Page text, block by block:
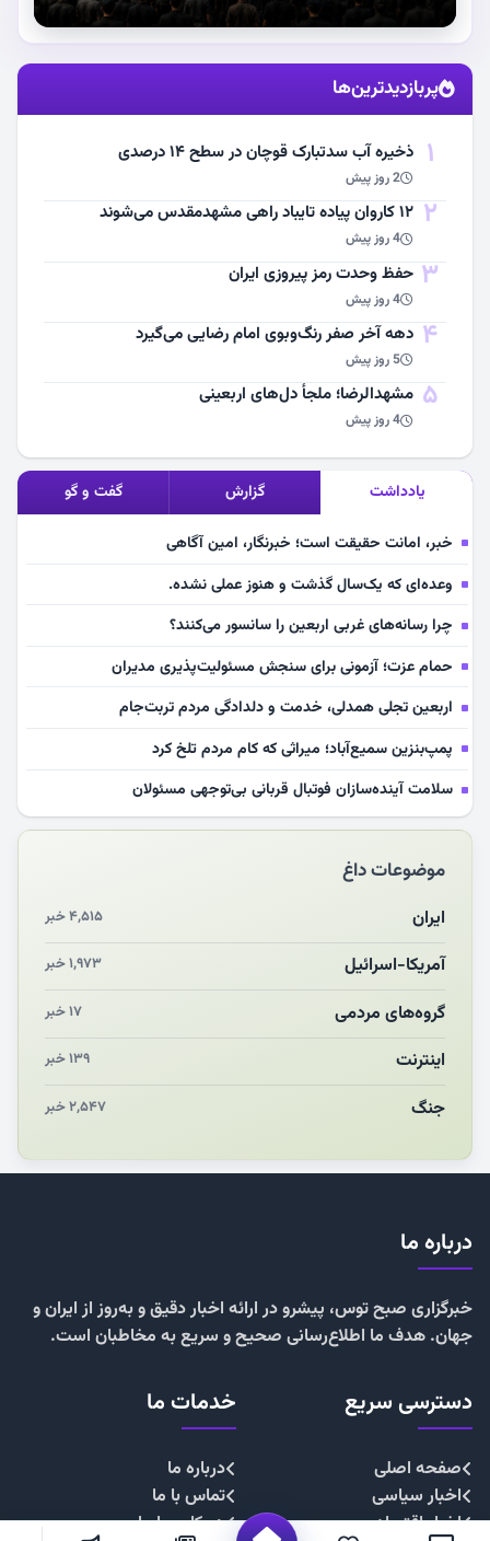
استقبال از آقای شهید ایران
مشاهده اخبار
پربازدیدترین‌ها
1 ذخیره آب سدتبارک قوچان در سطح ۱۴ درصدی
2 روز پیش
2 ۱۲ کاروان پیاده تایباد راهی مشهدمقدس می‌شوند
4 روز پیش
3 حفظ وحدت رمز پیروزی ایران
4 روز پیش
4 دهه آخر صفر رنگ‌وبوی امام رضایی می‌گیرد
5 روز پیش
5 مشهد‌الرضا؛ ملجأ دل‌های اربعینی
4 روز پیش
یادداشت گزارش گفت و گو
خبر، امانت حقیقت است؛ خبرنگار، امین آگاهی
وعده‌ای که یک‌سال گذشت و هنوز عملی نشده.
چرا رسانه‌های غربی اربعین را سانسور می‌کنند؟
حمام عزت؛ آزمونی برای سنجش مسئولیت‌پذیری مدیران
اربعین تجلی همدلی، خدمت و دلدادگی مردم تربت‌جام
پمپ‌بنزین سمیع‌آباد؛ میراثی که کام مردم تلخ کرد
سلامت آینده‌سازان فوتبال قربانی بی‌توجهی مسئولان
بازخوانی رسانه‌ای اندیشه رهبر شهید
مشهدالرضا آقای شهید ایران را در آغوش کشید
مکن ای صبح طلوع
چرایی «استقبال از آقای ایران»
موضوعات داغ
ایران ۴,۵۱۵ خبر
آمریکا-اسرائیل ۱,۹۷۳ خبر
گروه‌های مردمی ۱۷ خبر
اینترنت ۱۳۹ خبر
جنگ ۲,۵۴۷ خبر
درباره ما
خبرگزاری صبح توس، پیشرو در ارائه اخبار دقیق و به‌روز از ایران و
جهان. هدف ما اطلاع‌رسانی صحیح و سریع به مخاطبان است.
دسترسی سریع
صفحه اصلی
اخبار سیاسی
اخبار اقتصادی
خدمات ما
درباره ما
تماس با ما
همکاری با ما